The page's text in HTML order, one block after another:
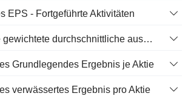
EPS - Fortgeführte Aktivitäten
Verwässerte gewichtete durchschnittliche ausstehende Aktien
Grundlegendes Ergebnis je Aktie
verwässertes Ergebnis pro Aktie